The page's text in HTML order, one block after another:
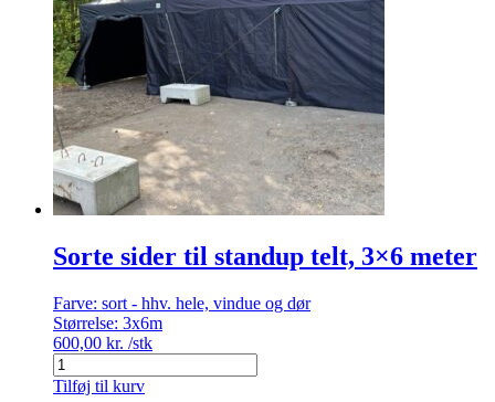
Sorte sider til standup telt, 3×6 meter
Farve: sort - hhv. hele, vindue og dør
Størrelse: 3x6m
600,00 kr. /stk
Sorte
sider
Tilføj til kurv